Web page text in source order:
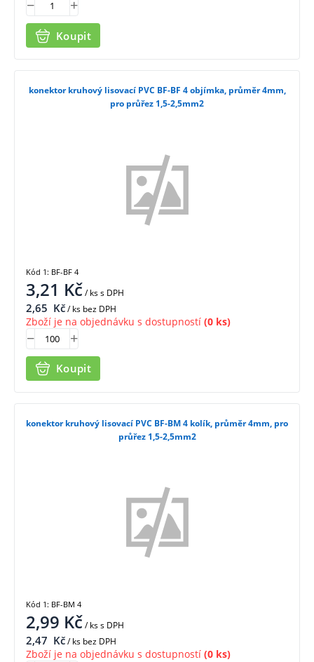
Koupit
konektor kruhový lisovací PVC BF-BF 4 objímka, průměr 4mm,
pro průřez 1,5-2,5mm2
3,21 Kč/ kss DPH
2,65 Kč/ ks bez DPH
Zboží je na objednávku s dostupností (0 ks)
Koupit
Kód 1: BF-BF 4
konektor kruhový lisovací PVC BF-BM 4 kolík, průměr 4mm, pro
průřez 1,5-2,5mm2
2,99 Kč/ kss DPH
2,47 Kč/ ks bez DPH
Zboží je na objednávku s dostupností (0 ks)
Kód 1: BF-BM 4